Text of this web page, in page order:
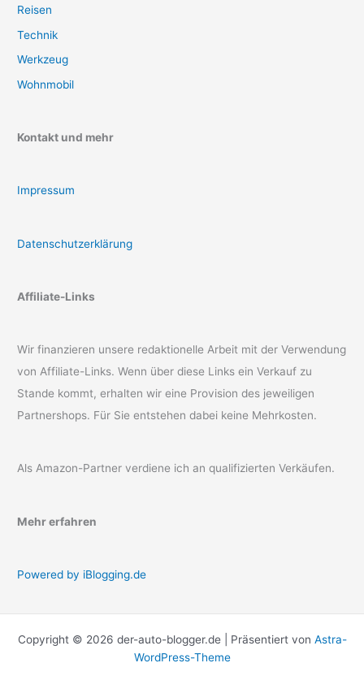
Reisen
Technik
Werkzeug
Wohnmobil
Kontakt und mehr
Impressum
Datenschutzerklärung
Affiliate-Links
Wir finanzieren unsere redaktionelle Arbeit mit der Verwendung
von Affiliate-Links. Wenn über diese Links ein Verkauf zu
Stande kommt, erhalten wir eine Provision des jeweiligen
Partnershops. Für Sie entstehen dabei keine Mehrkosten.
Als Amazon-Partner verdiene ich an qualifizierten Verkäufen.
Mehr erfahren
Powered by iBlogging.de
Copyright © 2026 der-auto-blogger.de | Präsentiert von Astra-
WordPress-Theme